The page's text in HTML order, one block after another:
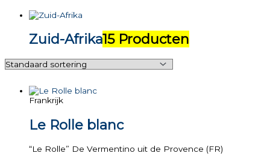
Zuid-Afrika15 Producten
Frankrijk
Le Rolle blanc
“Le Rolle” De Vermentino uit de Provence (FR)